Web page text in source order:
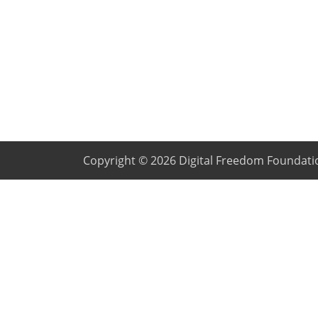
Copyright © 2026 Digital Freedom